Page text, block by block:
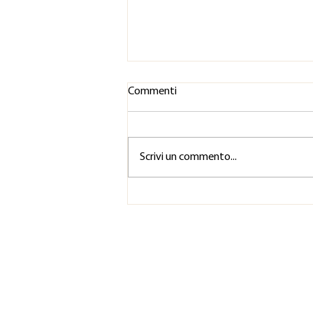
Commenti
Scrivi un commento...